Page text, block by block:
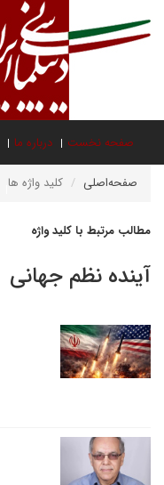
صفحه نخست درباره ما
صفحه‌اصلی کلید واژه ها
مطالب مرتبط با کلید واژه
آینده نظم جهانی